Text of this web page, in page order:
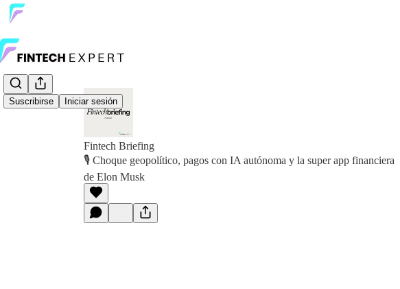
Suscribirse Iniciar sesión
Fintech Briefing
🎙️ Choque geopolítico, pagos con IA autónoma y la super app financiera
de Elon Musk